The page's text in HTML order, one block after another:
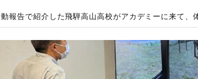
報告で紹介した飛騨高山高校がアカデミーに来て、